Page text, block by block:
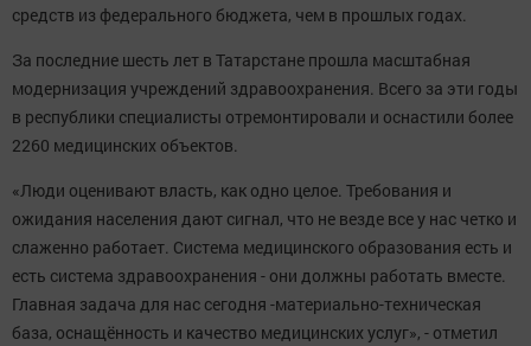
средств из федерального бюджета, чем в прошлых годах.
За последние шесть лет в Татарстане прошла масштабная
модернизация учреждений здравоохранения. Всего за эти годы
в республики специалисты отремонтировали и оснастили более
2260 медицинских объектов.
«Люди оценивают власть, как одно целое. Требования и
ожидания населения дают сигнал, что не везде все у нас четко и
слаженно работает. Система медицинского образования есть и
есть система здравоохранения - они должны работать вместе.
Главная задача для нас сегодня -материально-техническая
база, оснащённость и качество медицинских услуг», - отметил